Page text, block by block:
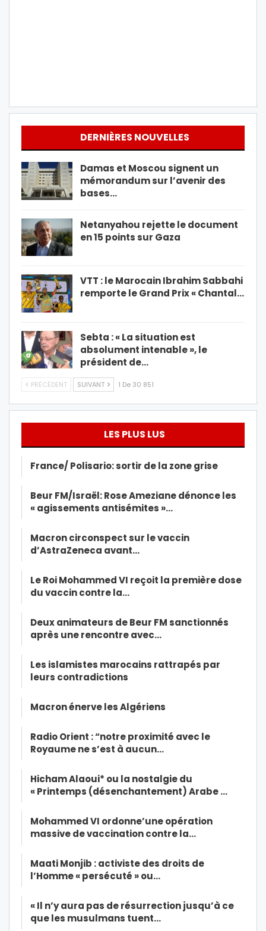
DERNIÈRES NOUVELLES
Damas et Moscou signent un
mémorandum sur l’avenir des
bases…
Netanyahou rejette le document
en 15 points sur Gaza
VTT : le Marocain Ibrahim Sabbahi
remporte le Grand Prix « Chantal…
Sebta : « La situation est
absolument intenable », le
président de…
PRÉCÉDENT SUIVANT 1 De 30 851
LES PLUS LUS
France/ Polisario: sortir de la zone grise
Beur FM/Israël: Rose Ameziane dénonce les
« agissements antisémites »…
Macron circonspect sur le vaccin
d’AstraZeneca avant…
Le Roi Mohammed VI reçoit la première dose
du vaccin contre la…
Deux animateurs de Beur FM sanctionnés
après une rencontre avec…
Les islamistes marocains rattrapés par
leurs contradictions
Macron énerve les Algériens
Radio Orient : “notre proximité avec le
Royaume ne s’est à aucun…
Hicham Alaoui* ou la nostalgie du
« Printemps (désenchantement) Arabe …
Mohammed VI ordonne’une opération
massive de vaccination contre la…
Maati Monjib : activiste des droits de
l’Homme « persécuté » ou…
« Il n’y aura pas de résurrection jusqu’à ce
que les musulmans tuent…